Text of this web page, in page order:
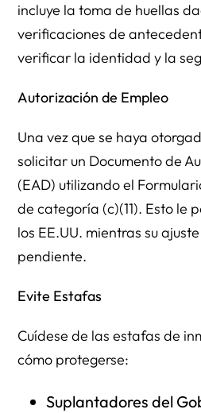
incluye la toma de huellas
verificaciones de
verificar la identidad y la
Autorización de Empleo
Una vez que se haya
solicitar un Documento de
(EAD) utilizando el
de categoría (c)(11). Esto le
los EE.UU. mientras su
pendiente.
Evite Estafas
Cuídese de las estafas de
cómo protegerse:
Suplantadores del